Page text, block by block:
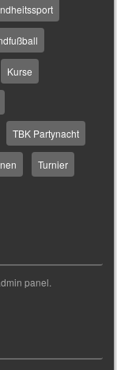
Kurse
TBK Partynacht
Turnier
panel.